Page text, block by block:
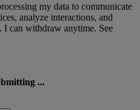
my data to communicate
analyze interactions, and
I can withdraw anytime. See
...